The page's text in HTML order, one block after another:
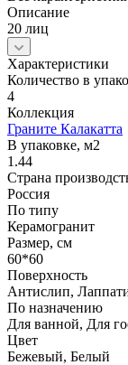
Описание
20 лиц
Характеристики
Количество в
4
Коллекция
Граните Калакатта
В упаковке, м2
1.44
Страна
Россия
По типу
Керамогранит
Размер, см
60*60
Поверхность
Антислип,
По назначению
Для ванной, Для
Цвет
Бежевый, Белый